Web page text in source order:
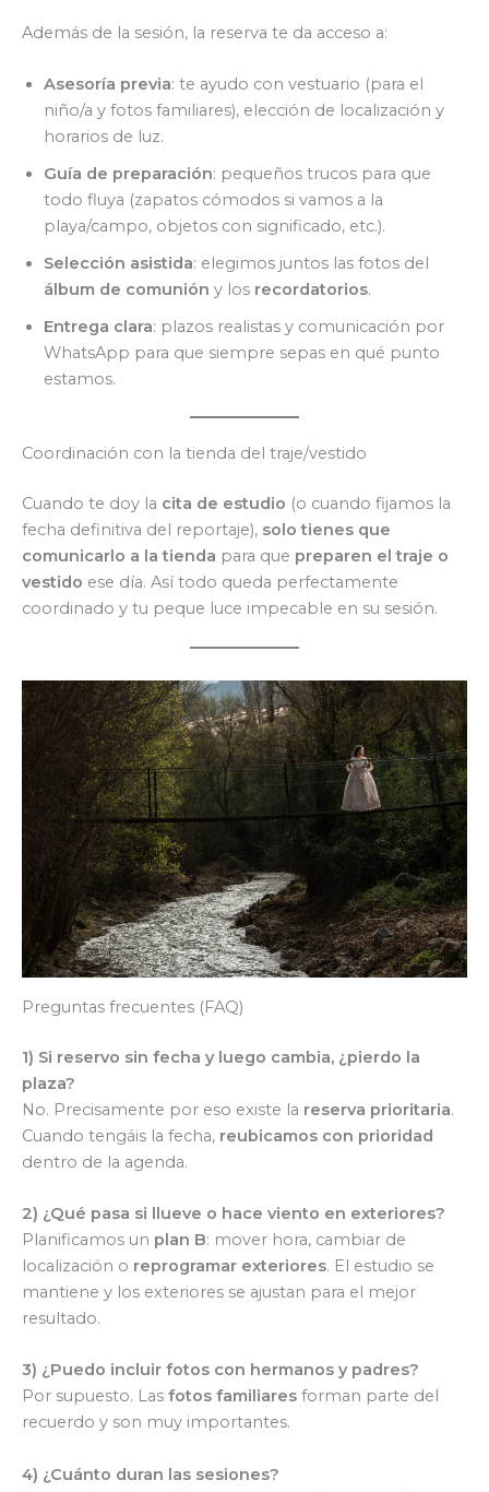
Además de la sesión, la reserva te da acceso a:
Asesoría previa: te ayudo con vestuario (para el
niño/a y fotos familiares), elección de localización y
horarios de luz.
Guía de preparación: pequeños trucos para que
todo fluya (zapatos cómodos si vamos a la
playa/campo, objetos con significado, etc.).
Selección asistida: elegimos juntos las fotos del
álbum de comunión y los recordatorios.
Entrega clara: plazos realistas y comunicación por
WhatsApp para que siempre sepas en qué punto
estamos.
Coordinación con la tienda del traje/vestido
Cuando te doy la cita de estudio (o cuando fijamos la
fecha definitiva del reportaje), solo tienes que
comunicarlo a la tienda para que preparen el traje o
vestido ese día. Así todo queda perfectamente
coordinado y tu peque luce impecable en su sesión.
Preguntas frecuentes (FAQ)
1) Si reservo sin fecha y luego cambia, ¿pierdo la
plaza?
No. Precisamente por eso existe la reserva prioritaria.
Cuando tengáis la fecha, reubicamos con prioridad
dentro de la agenda.
2) ¿Qué pasa si llueve o hace viento en exteriores?
Planificamos un plan B: mover hora, cambiar de
localización o reprogramar exteriores. El estudio se
mantiene y los exteriores se ajustan para el mejor
resultado.
3) ¿Puedo incluir fotos con hermanos y padres?
Por supuesto. Las fotos familiares forman parte del
recuerdo y son muy importantes.
4) ¿Cuánto duran las sesiones?